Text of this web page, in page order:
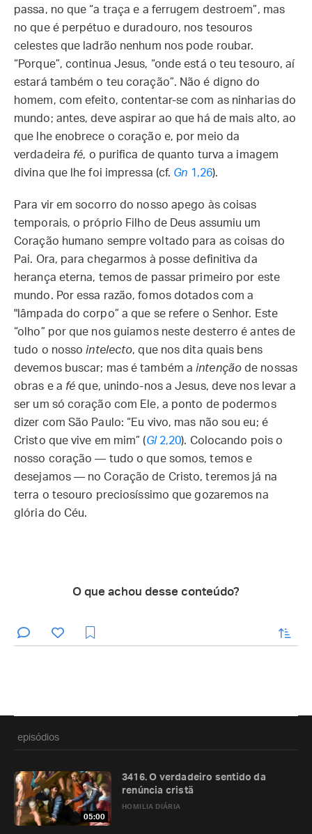
passa, no que “a traça e a ferrugem destroem”, mas
no que é perpétuo e duradouro, nos tesouros
celestes que ladrão nenhum nos pode roubar.
“Porque”, continua Jesus, “onde está o teu tesouro, aí
estará também o teu coração”. Não é digno do
homem, com efeito, contentar-se com as ninharias do
mundo; antes, deve aspirar ao que há de mais alto, ao
que lhe enobrece o coração e, por meio da
verdadeira fé, o purifica de quanto turva a imagem
divina que lhe foi impressa (cf. Gn 1,26).
Para vir em socorro do nosso apego às coisas
temporais, o próprio Filho de Deus assumiu um
Coração humano sempre voltado para as coisas do
Pai. Ora, para chegarmos à posse definitiva da
herança eterna, temos de passar primeiro por este
mundo. Por essa razão, fomos dotados com a
"lâmpada do corpo” a que se refere o Senhor. Este
“olho” por que nos guiamos neste desterro é antes de
tudo o nossointelecto, que nos dita quais bens
devemos buscar; mas é também aintençãode nossas
obras e a fé que, unindo-nos a Jesus, deve nos levar a
ser um só coração com Ele, a ponto de podermos
dizer com São Paulo: “Eu vivo, mas não sou eu; é
Cristo que vive em mim” (Gl2,20). Colocando pois o
nosso coração — tudo o que somos, temos e
desejamos — no Coração de Cristo, teremos já na
terra o tesouro preciosíssimo que gozaremos na
glória do Céu.
O que achou desse conteúdo?
enviar
episódios
05:00
HOMILIA DIÁRIA
3416. O verdadeiro sentido da
renúncia cristã